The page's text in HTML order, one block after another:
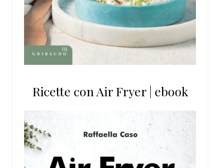
Ricette con Air Fryer | ebook